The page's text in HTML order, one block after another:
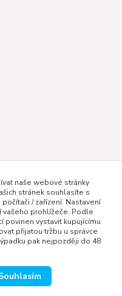
naše webové stránky
stránek souhlasíte s
/ zařízení. Nastavení
vašeho prohlížeče. Podle
povinen vystavit kupujícímu
přijatou tržbu u správce
pak nejpozději do 48